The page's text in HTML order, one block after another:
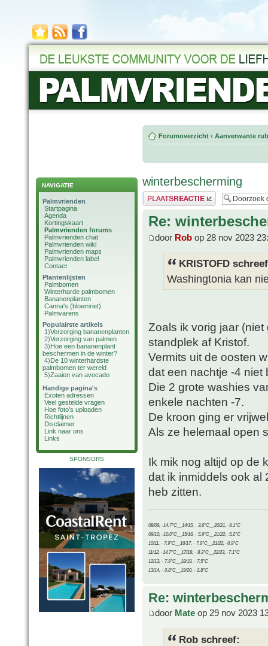
NAVIGATIE
Palmvrienden
Startpagina
Agenda
Kortingskaart
Palmvrienden forums
Palmvrienden chat
Palmvrienden wiki
Palmvrienden maps
Palmvrienden label
Contact
Plantenlijsten
Palmbomen
Winterharde palmbomen
Bananenplanten
Canna's (bloemriet)
Palmvarens
Populairste artikels
1)Verzorging bananenplanten
2)Verzorging van palmen
3)Hoe een bananenplant
beschermen in de winter?
4)De 10 winterhardste
palmbomen ter wereld
5)Zaaien van avocado
Handige pagina's
Exoten adressen
Veel gestelde vragen
Hoe foto's uploaden
Richtlijnen
Disclaimer
Link naar ons
Links
SPONSORS
Forumoverzicht ‹ Aanverwante
winterbescherming
Plaats een reactie
Re:
door Rob op 28 nov 2023
KRISTOFD
Washingtonia kan
Zoals ik vorig jaar
standplek af Kristof.
Vermits uit de oosten
dat een nachtje -4 niet
Die 2 grote washies
enkele nachten -7.
De kroon ging er
Als ze helemaal open
Ik mik nog altijd op de
dat ik inmiddels ook al
heb zitten.
08/09, -14.7°C__14/15, - 3.6°C__20/21, -9.1°C
09/10, -10.0°C__15/16, - 5.9°C__21/22, -5.2°C
10/11, - 7.9°C__16/17, - 7.9°C__21/22, -6.9°C
11/12, -14.7°C__17/18, - 8.3°C__22/23, -7.1°C
12/13, - 7.9°C__18/19, - 7.5°C
13/14, - 0.8°C__19/20, - 2.8°C
Re:
door Mate op 29 nov 2023
Rob schreef: